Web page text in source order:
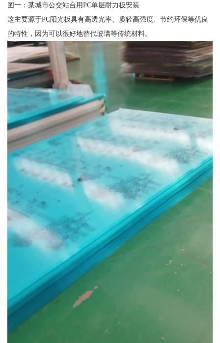
图一：某城市公交站台用PC单层耐力板安装
这主要源于PC阳光板具有高透光率、质轻高强度、节约环保等优良
的特性，因为可以很好地替代玻璃等传统材料。